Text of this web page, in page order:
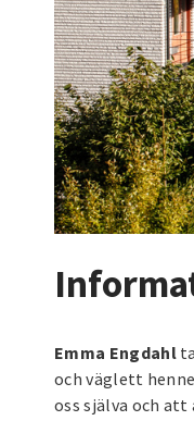
Emma Engdahl
och väglett
oss själva och